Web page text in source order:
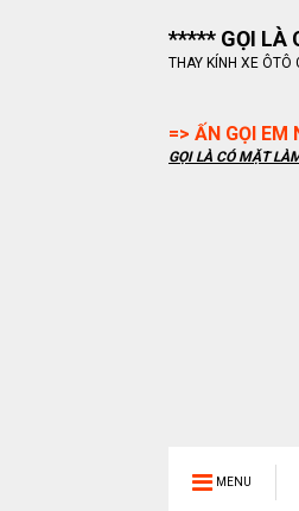
***** GỌI LÀ
THAY KÍNH XE
=> ẤN GỌI EM
GỌI LÀ CÓ MẶT
MENU